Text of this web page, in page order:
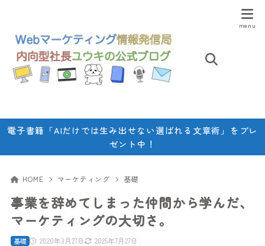
電子書籍「AIだけでは生み出せない選ばれる文章術」をプレ
ゼント中！
HOME マーケティング 基礎
事業を辞めてしまった仲間から学んだ、
マーケティングの大切さ。
2020年3月27日 2025年7月27日
基礎